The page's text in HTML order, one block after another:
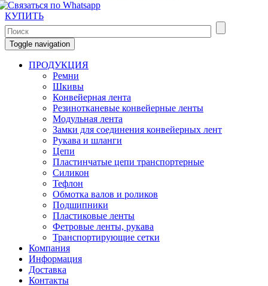
КУПИТЬ
Toggle navigation
ПРОДУКЦИЯ
Ремни
Шкивы
Конвейерная лента
Резинотканевые конвейерные ленты
Модульная лента
Замки для соединения конвейерных лент
Рукава и шланги
Цепи
Пластинчатые цепи транспортерные
Силикон
Тефлон
Обмотка валов и роликов
Подшипники
Пластиковые ленты
Фетровые ленты, рукава
Транспортирующие сетки
Компания
Информация
Доставка
Контакты